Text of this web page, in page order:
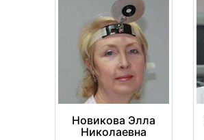
Новикова Элла
Николаевна